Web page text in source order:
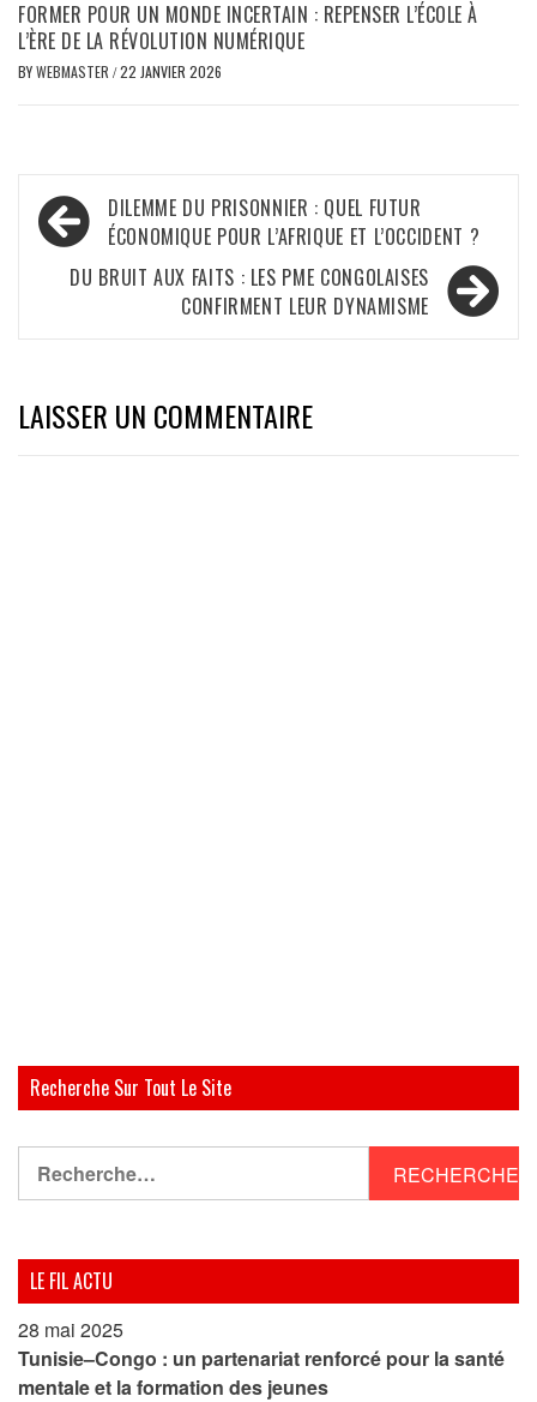
FORMER POUR UN MONDE INCERTAIN : REPENSER L’ÉCOLE À
L’ÈRE DE LA RÉVOLUTION NUMÉRIQUE
BYWEBMASTER /22 JANVIER 2026
Navigation
de
l’article
DILEMME DU PRISONNIER : QUEL FUTUR
ÉCONOMIQUE POUR L’AFRIQUE ET L’OCCIDENT ?
DU BRUIT AUX FAITS : LES PME CONGOLAISES
CONFIRMENT LEUR DYNAMISME
LAISSER UN COMMENTAIRE
Recherche Sur Tout Le Site
LE FIL ACTU
28 mai 2025
Tunisie–Congo : un partenariat renforcé pour la santé
mentale et la formation des jeunes